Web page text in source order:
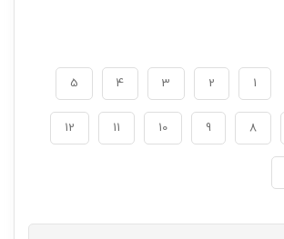
1
2
3
4
5
8
9
10
11
12